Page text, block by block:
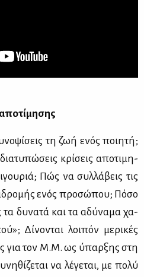
τη ζωή ενός ποι­η­τή;
κρί­σεις απο­τι­μη­
Πώς να συλ­λά­βεις τις
ενός προ­σώ­που; Πό­σο
τα δυ­να­τά και τα αδύ­να­μα χα­
Δί­νο­νται λοι­πόν με­ρι­κές
για τον Μ.Μ. ως ύπαρ­ξης στη
να λέ­γε­ται, με πο­λύ